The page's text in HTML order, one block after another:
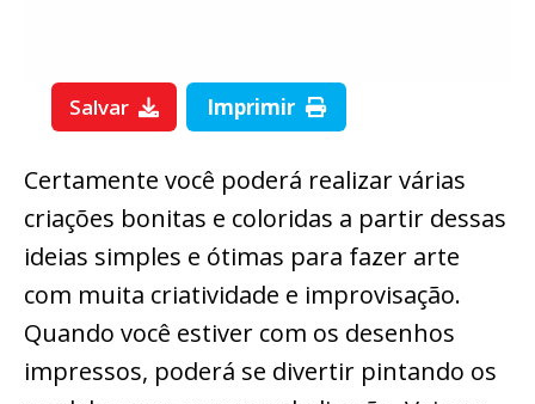
Salvar Imprimir
Certamente você poderá realizar várias
criações bonitas e coloridas a partir dessas
ideias simples e ótimas para fazer arte
com muita criatividade e improvisação.
Quando você estiver com os desenhos
impressos, poderá se divertir pintando os